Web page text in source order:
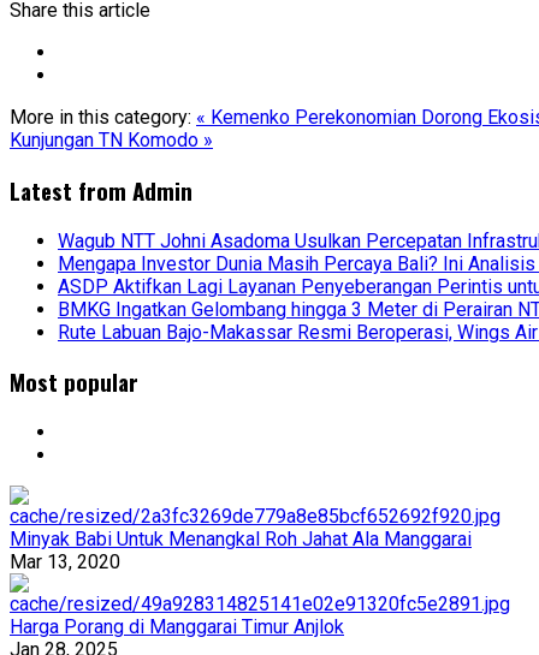
Share this article
More in this category: « Kemenko Perekonomian Dorong
Kunjungan TN Komodo »
Latest from Admin
Wagub NTT Johni Asadoma Usulkan Percepatan
Mengapa Investor Dunia Masih Percaya Bali? Ini
ASDP Aktifkan Lagi Layanan Penyeberangan Perintis
BMKG Ingatkan Gelombang hingga 3 Meter di Perairan
Rute Labuan Bajo-Makassar Resmi Beroperasi, Wings
Most popular
Minyak Babi Untuk Menangkal Roh Jahat Ala Manggarai
Mar 13, 2020
Harga Porang di Manggarai Timur Anjlok
Jan 28, 2025